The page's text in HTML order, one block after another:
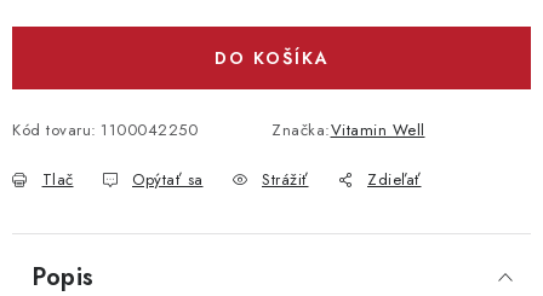
DO KOŠÍKA
Kód tovaru: 1100042250 Značka:Vitamin Well
Tlač Opýtať sa Strážiť Zdieľať
Popis